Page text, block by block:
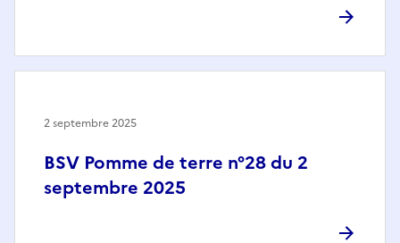
BSV Pomme de terre n°28 du 2
septembre 2025
2 septembre 2025